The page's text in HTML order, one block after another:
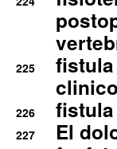
225
clinico
226
227 El